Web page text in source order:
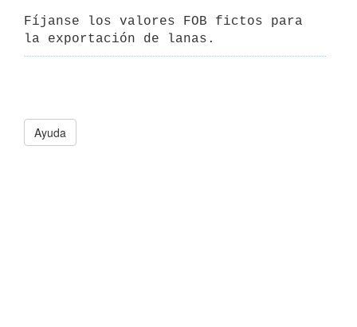
Fíjanse los valores FOB fictos para
la exportación de lanas.
Ayuda